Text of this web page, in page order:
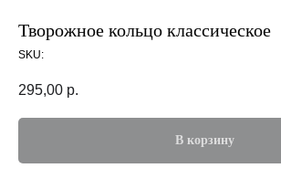
Творожное кольцо классическое
SKU:
295,00 р.
В корзину